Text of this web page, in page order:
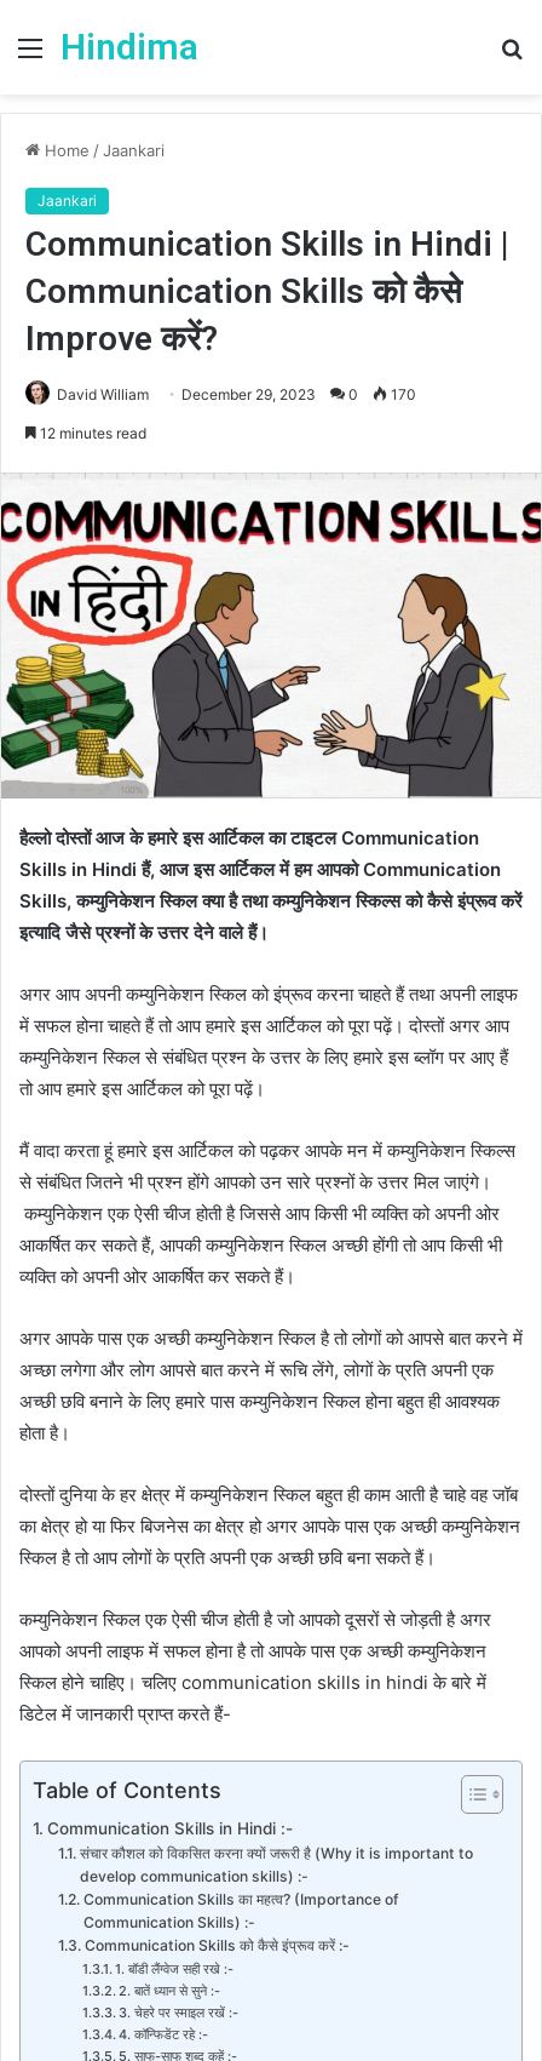
Menu
Hindima
Home /Jaankari
Jaankari
Communication Skills in Hindi |
Communication Skills को कैसे
Improve करें?
David William December 29, 2023 0 170
12 minutes read
हैल्लो दोस्तों आज के हमारे इस आर्टिकल का टाइटल Communication
Skills in Hindi हैं, आज इस आर्टिकल में हम आपको Communication
Skills, कम्युनिकेशन स्किल क्या है तथा कम्युनिकेशन स्किल्स को कैसे इंप्रूव करें
इत्यादि जैसे प्रश्नों के उत्तर देने वाले हैं।
अगर आप अपनी कम्युनिकेशन स्किल को इंप्रूव करना चाहते हैं तथा अपनी लाइफ
में सफल होना चाहते हैं तो आप हमारे इस आर्टिकल को पूरा पढ़ें। दोस्तों अगर आप
कम्युनिकेशन स्किल से संबंधित प्रश्न के उत्तर के लिए हमारे इस ब्लॉग पर आए हैं
तो आप हमारे इस आर्टिकल को पूरा पढ़ें।
मैं वादा करता हूं हमारे इस आर्टिकल को पढ़कर आपके मन में कम्युनिकेशन स्किल्स
से संबंधित जितने भी प्रश्न होंगे आपको उन सारे प्रश्नों के उत्तर मिल जाएंगे।
कम्युनिकेशन एक ऐसी चीज होती है जिससे आप किसी भी व्यक्ति को अपनी ओर
आकर्षित कर सकते हैं, आपकी कम्युनिकेशन स्किल अच्छी होंगी तो आप किसी भी
व्यक्ति को अपनी ओर आकर्षित कर सकते हैं।
अगर आपके पास एक अच्छी कम्युनिकेशन स्किल है तो लोगों को आपसे बात करने में
अच्छा लगेगा और लोग आपसे बात करने में रूचि लेंगे, लोगों के प्रति अपनी एक
अच्छी छवि बनाने के लिए हमारे पास कम्युनिकेशन स्किल होना बहुत ही आवश्यक
होता है।
दोस्तों दुनिया के हर क्षेत्र में कम्युनिकेशन स्किल बहुत ही काम आती है चाहे वह जॉब
का क्षेत्र हो या फिर बिजनेस का क्षेत्र हो अगर आपके पास एक अच्छी कम्युनिकेशन
स्किल है तो आप लोगों के प्रति अपनी एक अच्छी छवि बना सकते हैं।
कम्युनिकेशन स्किल एक ऐसी चीज होती है जो आपको दूसरों से जोड़ती है अगर
आपको अपनी लाइफ में सफल होना है तो आपके पास एक अच्छी कम्युनिकेशन
स्किल होने चाहिए। चलिए communication skills in hindi के बारे में
डिटेल में जानकारी प्राप्त करते हैं-
Table of Contents
Communication Skills in Hindi :-
संचार कौशल को विकसित करना क्यों जरूरी है (Why it is important to
develop communication skills) :-
Communication Skills का महत्व? (Importance of
Communication Skills) :-
Communication Skills को कैसे इंप्रूव करें :-
1. बॉडी लैंग्वेज सही रखे :-
2. बातें ध्यान से सुने :-
3. चेहरे पर स्माइल रखें :-
4. कॉन्फिडेंट रहे :-
5. साफ-साफ शब्द कहें :-